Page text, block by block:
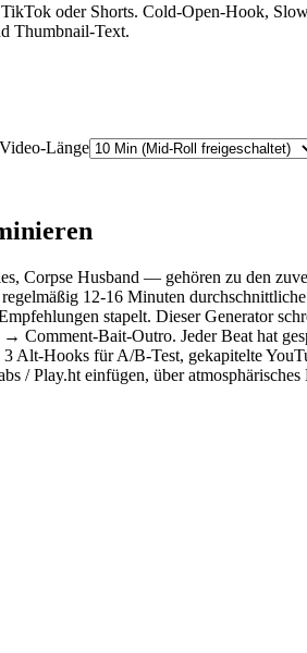
TikTok oder Shorts. Cold-Open-Hook,
Thumbnail-Text.
Video-Länge
Husband — gehören zu den
12-16 Minuten
stapelt. Dieser Generator
Bait-Outro. Jeder Beat hat
Hooks für A/B-Test, gekapitelte
/ Play.ht einfügen, über